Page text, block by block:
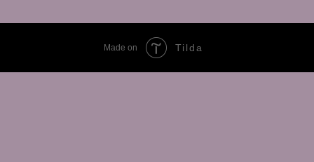
Made on Tilda